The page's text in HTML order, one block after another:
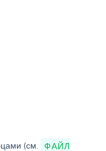
(см.
ФАЙЛ